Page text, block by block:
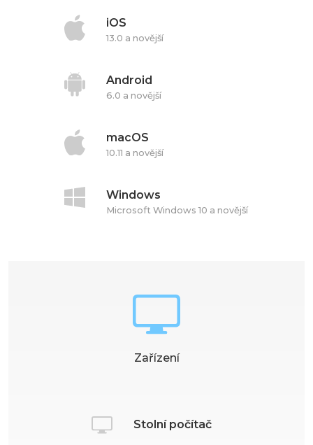
iOS
13.0 a novější
Android
6.0 a novější
macOS
10.11 a novější
Windows
Microsoft Windows 10 a novější
Zařízení
Stolní počítač